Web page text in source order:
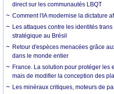
direct sur les communautés LBQT
Comment l'IA modernise la dictature
Les attaques contre les identités
stratégique au Brésil
Retour d'espèces menacées grâce
dans le monde entier
France. La solution pour protéger les
mais de modifier la conception des
Les minéraux critiques, moteurs de